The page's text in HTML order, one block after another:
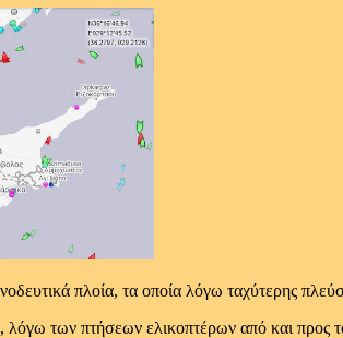
πλοία, τα οποία λόγω ταχύτερης
των πτήσεων ελικοπτέρων από και προς